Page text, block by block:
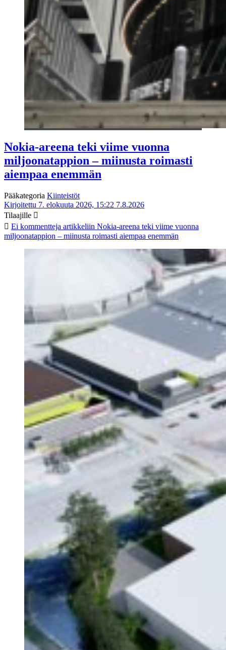
Nokia-areena teki viime vuonna
miljoonatappion – miinusta roimasti
aiempaa enemmän
Pääkategoria Kiinteistöt
Kirjoitettu 7. elokuuta 2026, 15:22 7.8.2026
Tilaajille
Ei kommentteja artikkeliin Nokia-areena teki viime vuonna
miljoonatappion – miinusta roimasti aiempaa enemmän